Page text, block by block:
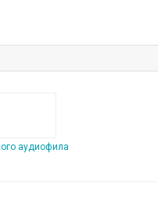
аудиофила